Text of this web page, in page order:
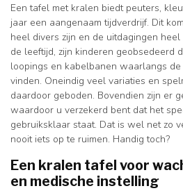
Een tafel met kralen biedt peuters,
jaar een aangenaam tijdverdrijf. Dit
heel divers zijn en de uitdagingen
de leeftijd, zijn kinderen geobsedeerd
loopings en kabelbanen waarlangs
vinden. Oneindig veel variaties en
daardoor geboden. Bovendien zijn er
waardoor u verzekerd bent dat het
gebruiksklaar staat. Dat is wel net zo
nooit iets op te ruimen. Handig toch?
Een kralen tafel voor
en medische instelling